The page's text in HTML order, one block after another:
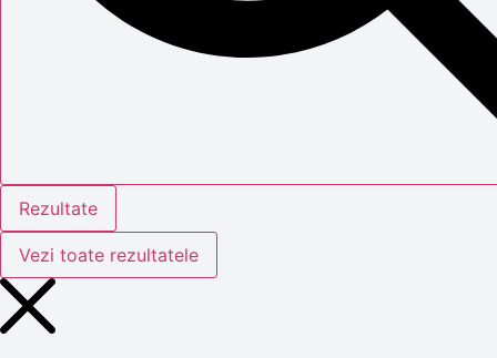
Rezultate
Vezi toate rezultatele